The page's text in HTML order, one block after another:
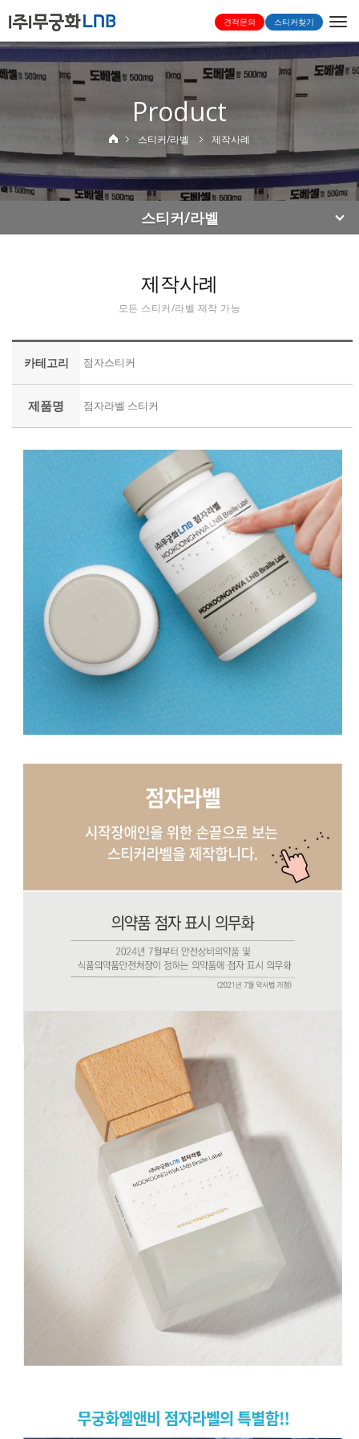
견적문의 스티커찾기
Product
스티커/라벨 제작사례
스티커/라벨
제작사례
모든 스티커/라벨 제작 가능
카테고리 점자스티커
제품명 점자라벨 스티커